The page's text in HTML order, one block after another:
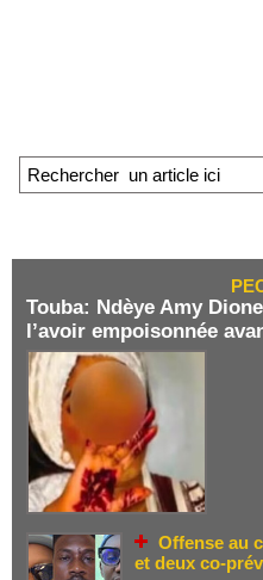
Touba: Ndèye Amy
l’avoir empoisonnée
Offense au
et deux co-